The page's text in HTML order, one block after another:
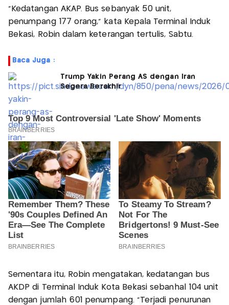
"Kedatangan AKAP. Bus sebanyak 50 unit,
penumpang 177 orang," kata Kepala Terminal Induk
Bekasi, Robin dalam keterangan tertulis, Sabtu.
Baca Juga :
Trump Yakin Perang AS dengan Iran
Segera Berakhir
Sementara itu, Robin mengatakan, kedatangan bus
AKDP di Terminal Induk Kota Bekasi sebanhal 104 unit
dengan jumlah 601 penumpang. "Terjadi penurunan